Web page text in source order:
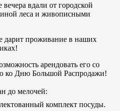
вечера вдали от городской
леса и живописными
дарит проживание в наших
арендовать его со
ко Дню Большой Распродажи!
до мелочей:
комплект посуды.